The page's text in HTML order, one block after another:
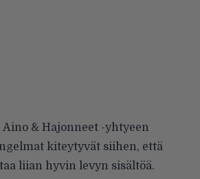
& Hajonneet -yhtyeen
kiteytyvät siihen, että
liian hyvin levyn sisältöä.